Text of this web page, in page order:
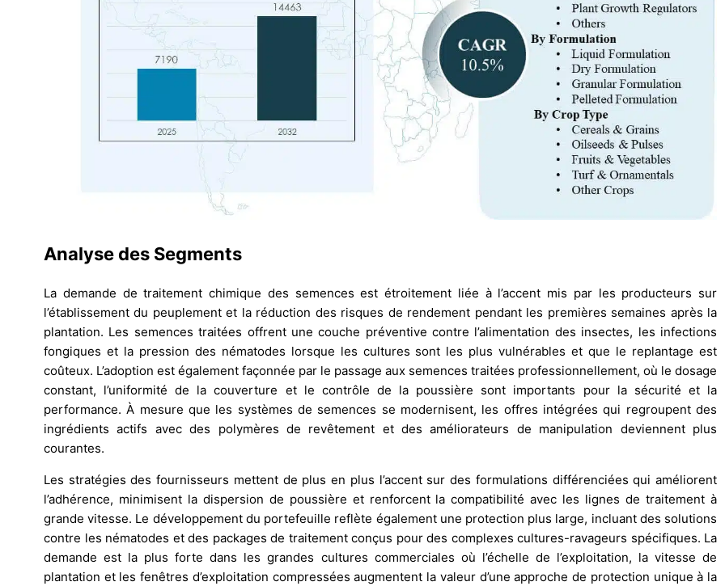
Analyse des Segments
La demande de traitement chimique des semences est étroitement liée à l’accent mis par les producteurs sur
l’établissement du peuplement et la réduction des risques de rendement pendant les premières semaines après la
plantation. Les semences traitées offrent une couche préventive contre l’alimentation des insectes, les infections
fongiques et la pression des nématodes lorsque les cultures sont les plus vulnérables et que le replantage est
coûteux. L’adoption est également façonnée par le passage aux semences traitées professionnellement, où le dosage
constant, l’uniformité de la couverture et le contrôle de la poussière sont importants pour la sécurité et la
performance. À mesure que les systèmes de semences se modernisent, les offres intégrées qui regroupent des
ingrédients actifs avec des polymères de revêtement et des améliorateurs de manipulation deviennent plus
courantes.
Les stratégies des fournisseurs mettent de plus en plus l’accent sur des formulations différenciées qui améliorent
l’adhérence, minimisent la dispersion de poussière et renforcent la compatibilité avec les lignes de traitement à
grande vitesse. Le développement du portefeuille reflète également une protection plus large, incluant des solutions
contre les nématodes et des packages de traitement conçus pour des complexes cultures-ravageurs spécifiques. La
demande est la plus forte dans les grandes cultures commerciales où l’échelle de l’exploitation, la vitesse de
plantation et les fenêtres d’exploitation compressées augmentent la valeur d’une approche de protection unique à la